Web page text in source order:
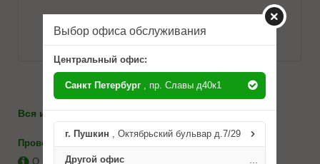
Вся информация по телефону:
Проверить на применимость каталоги
О бренде Stellox
Выбор офиса обслуживания
Центральный офис:
Санкт Петербург , пр. Славы д40к1
г. Пушкин , Октябрьский бульвар д.7/29
Другой офис